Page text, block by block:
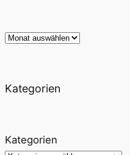
Archiv
Kategorien
Kategorien